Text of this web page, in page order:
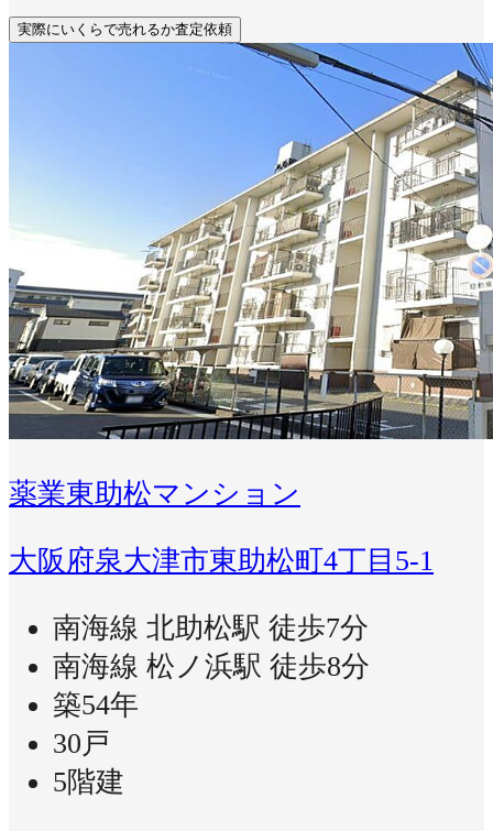
実際にいくらで売れるか査定依頼
薬業東助松マンション
大阪府泉大津市東助松町4丁目5-1
南海線 北助松駅 徒歩7分
南海線 松ノ浜駅 徒歩8分
築54年
30戸
5階建